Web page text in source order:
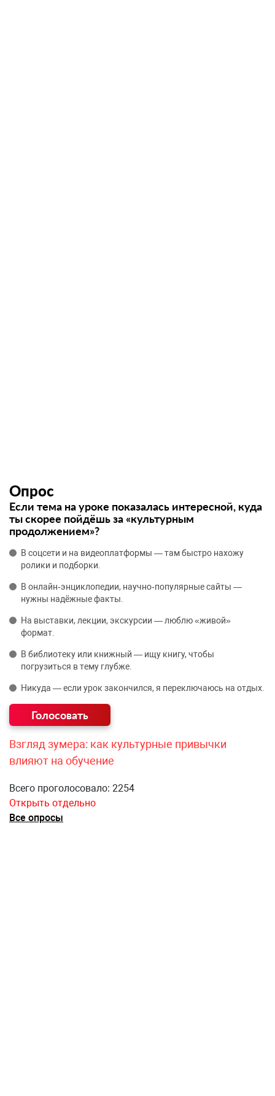
Опрос
Если тема на уроке показалась интересной, куда
ты скорее пойдёшь за «культурным
продолжением»?
В соцсети и на видеоплатформы — там быстро нахожу
ролики и подборки.
В онлайн‑энциклопедии, научно‑популярные сайты —
нужны надёжные факты.
На выставки, лекции, экскурсии — люблю «живой»
формат.
В библиотеку или книжный — ищу книгу, чтобы
погрузиться в тему глубже.
Никуда — если урок закончился, я переключаюсь на отдых.
Взгляд зумера: как культурные привычки
влияют на обучение
Всего проголосовало: 2254
Открыть отдельно
Все опросы